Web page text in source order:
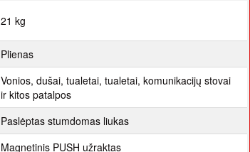
21 kg
Plienas
Vonios, dušai, tualetai, tualetai, komunikacijų stovai
ir kitos patalpos
Paslėptas stumdomas liukas
Magnetinis PUSH užraktas